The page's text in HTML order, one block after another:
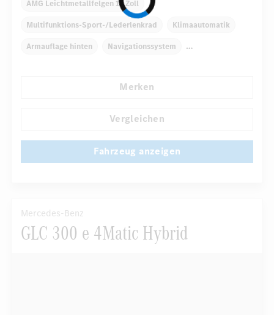
AMG Leichtmetallfelgen 19 Zoll
Multifunktions-Sport-/Lederlenkrad Klimaautomatik
Armauflage hinten Navigationssystem
Automatisch abblendender Innenspiegel
Merken
Vergleichen
Fahrzeug anzeigen
Mercedes-Benz
GLC 300 e 4Matic Hybrid